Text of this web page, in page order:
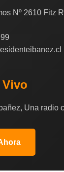
Nº 2610 Fitz
Vivo
Una radio